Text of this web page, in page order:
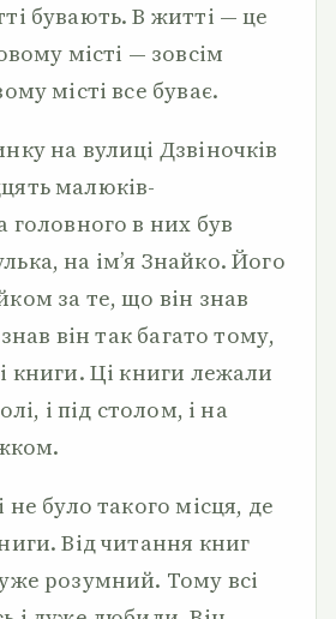
бувають. В житті — це
місті — зовсім
місті все буває.
на вулиці Дзвіночків
малюків-
головного в них був
на ім’я Знайко. Його
за те, що він знав
він так багато тому,
книги. Ці книги лежали
і під столом, і на
не було такого місця, де
Від читання книг
розумний. Тому всі